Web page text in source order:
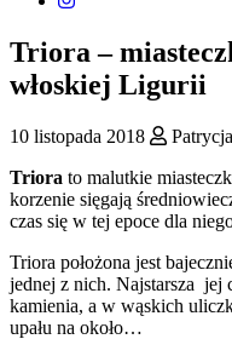
Triora –
włoskiej Ligurii
10 listopada 2018
Triora to malutkie
korzenie sięgają
czas się w tej epoce dla
Triora położona jest
jednej z nich. Najstarsza jej
kamienia, a w wąskich
upału na około…